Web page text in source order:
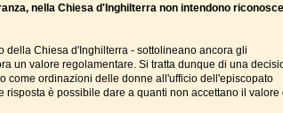
nella Chiesa d'Inghilterra non intendono
della Chiesa d'Inghilterra - sottolineano ancora gli
un valore regolamentare. Si tratta dunque di una
come ordinazioni delle donne all'ufficio dell'episcopato
risposta è possibile dare a quanti non accettano il valore